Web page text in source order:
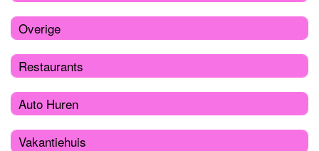
Overige
Restaurants
Auto Huren
Vakantiehuis